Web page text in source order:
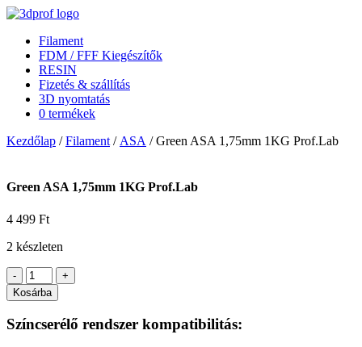
Filament
FDM / FFF Kiegészítők
RESIN
Fizetés & szállítás
3D nyomtatás
0 termékek
Kezdőlap /Filament / ASA / Green ASA 1,75mm 1KG Prof.Lab
Green ASA 1,75mm 1KG Prof.Lab
4 499 Ft
2 készleten
-
Green
ASA
1,75mm
1KG
Prof.Lab
+
Kosárba
Színcserélő rendszer kompatibilitás: